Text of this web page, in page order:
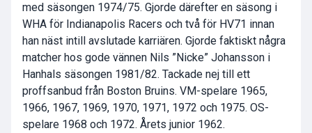
med säsongen 1974/75. Gjorde därefter en säsong i
WHA för Indianapolis Racers och två för HV71 innan
han näst intill avslutade karriären. Gjorde faktiskt några
matcher hos gode vännen Nils ”Nicke” Johansson i
Hanhals säsongen 1981/82. Tackade nej till ett
proffsanbud från Boston Bruins. VM-spelare 1965,
1966, 1967, 1969, 1970, 1971, 1972 och 1975. OS-
spelare 1968 och 1972. Årets junior 1962.